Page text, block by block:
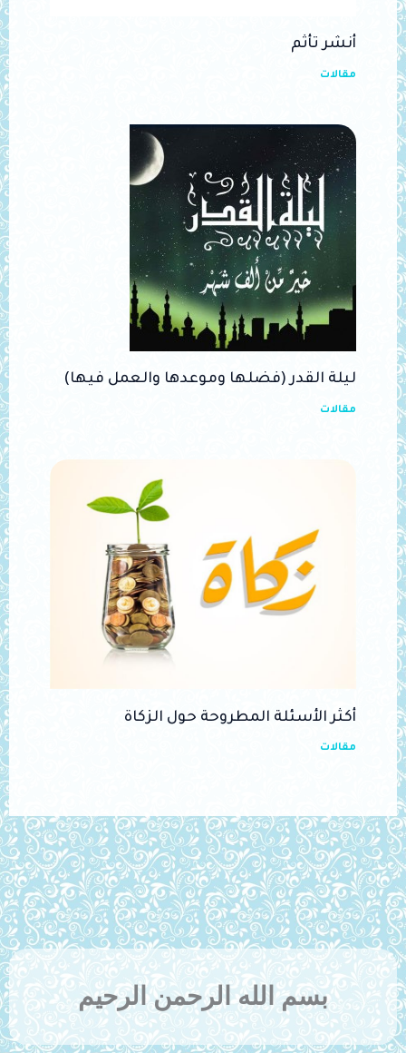
بسم الله الرحمن الرحيم
أنشر تأثم
مقالات
ليلة القدر (فضلها وموعدها والعمل فيها)
مقالات
أكثر الأسئلة المطروحة حول الزكاة
مقالات